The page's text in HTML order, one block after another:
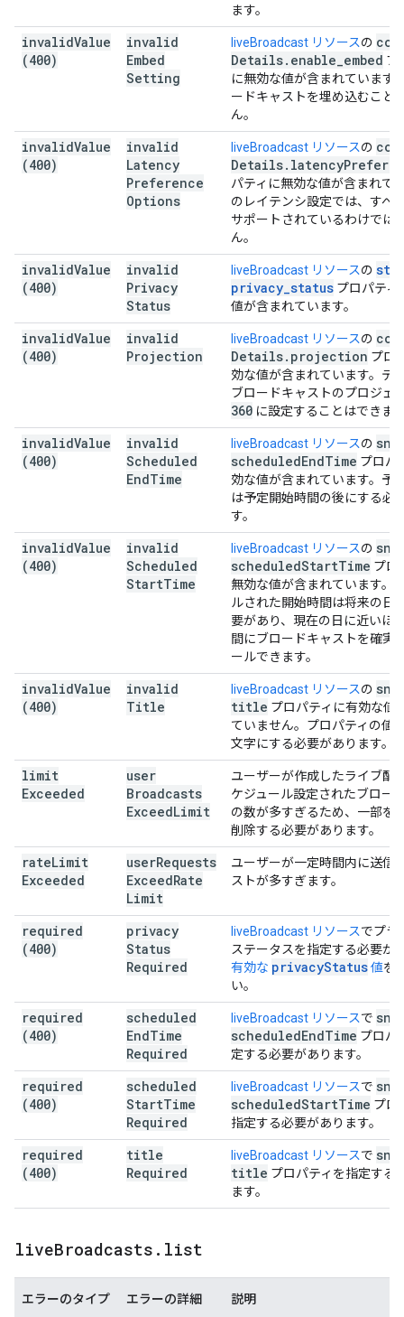
ます。
invalidValue
(400)
invalid
Embed
Setting
liveBroadcast リソースの
Details. enable embed プ
に無効な値が含まれています
ードキャストを埋め込むこと
ん。
invalidValue
(400)
invalid
Latency
Preference
Options
liveBroadcast リソースの
Details. latency
パティに無効な値が含まれて
のレイテンシ設定では、すべ
サポートされているわけでは
ん。
invalidValue
(400)
invalid
Privacy
Status
liveBroadcast リソースの
privacy_status プロパティ
値が含まれています。
invalidValue
(400)
invalid
Projection
liveBroadcast リソースの
Details. projection プロ
効な値が含まれています。デ
ブロードキャストのプロジェ
360 に設定することはできま
invalidValue
(400)
invalid
Scheduled
EndTime
liveBroadcast リソースの
scheduledEndTime プロパ
効な値が含まれています。予
は予定開始時間の後にする必
す。
invalidValue
(400)
invalid
Scheduled
StartTime
liveBroadcast リソースの
scheduledStartTime プロ
無効な値が含まれています。
ルされた開始時間は将来の日
要があり、現在の日に近いほ
間にブロードキャストを確実
ールできます。
invalidValue
(400)
invalid
Title
liveBroadcast リソースの
title プロパティに有効な値
ていません。プロパティの値
文字にする必要があります。
limit
Exceeded
user
Broadcasts
ExceedLimit
ユーザーが作成したライブ配
ケジュール設定されたブロー
の数が多すぎるため、一部を
削除する必要があります。
rateLimit
Exceeded
userRequests
ExceedRate
Limit
ユーザーが一定時間内に送信
ストが多すぎます。
required
(400)
privacy
Status
Required
liveBroadcast リソースでプラ
ステータスを指定する必要が
有効な privacyStatus値を
い。
required
(400)
scheduled
EndTime
Required
liveBroadcast リソースで
scheduledEndTime プロパ
定する必要があります。
required
(400)
scheduled
StartTime
Required
liveBroadcast リソースで
scheduledStartTime プロ
指定する必要があります。
required
(400)
title
Required
liveBroadcast リソースで
title プロパティを指定する
ます。
liveBroadcasts . list
エラーのタイプ エラーの詳細 説明